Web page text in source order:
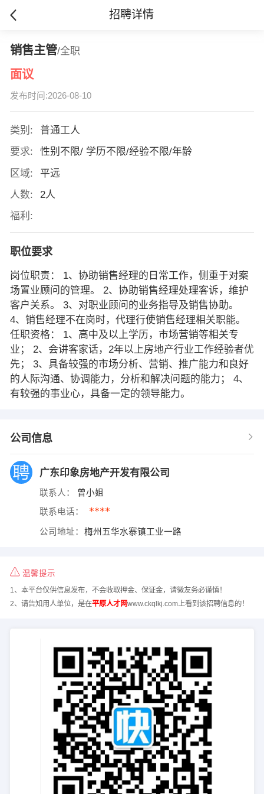
招聘详情
销售主管/全职
面议
发布时间:2026-08-10
类别:
普通工人
要求:
性别不限/ 学历不限/经验不限/年龄
区域:
平远
人数:
2人
福利:
职位要求
岗位职责： 1、协助销售经理的日常工作，侧重于对案
场置业顾问的管理。 2、协助销售经理处理客诉，维护
客户关系。 3、对职业顾问的业务指导及销售协助。
4、销售经理不在岗时，代理行使销售经理相关职能。
任职资格： 1、高中及以上学历，市场营销等相关专
业； 2、会讲客家话，2年以上房地产行业工作经验者优
先； 3、具备较强的市场分析、营销、推广能力和良好
的人际沟通、协调能力，分析和解决问题的能力； 4、
有较强的事业心，具备一定的领导能力。
公司信息
广东印象房地产开发有限公司
联系人： 曾小姐
联系电话： ****
公司地址： 梅州五华水寨镇工业一路
温馨提示
1、本平台仅供信息发布，不会收取押金、保证金，请微友务必谨慎！
2、请告知用人单位，是在平原人才网www.ckqlkj.com上看到该招聘信息的！